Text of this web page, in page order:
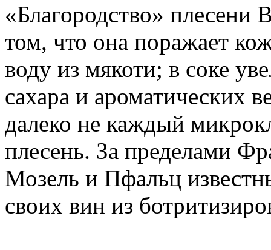
«Благородство» плесени
том, что она поражает
воду из мякоти; в соке
сахара и ароматических
далеко не каждый
плесень. За пределами
Мозель и Пфальц
своих вин из